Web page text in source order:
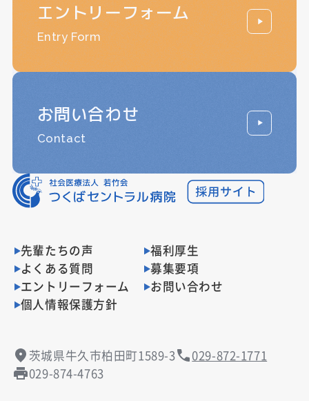
先輩たちの声
福利厚生
よくある質問
募集要項
エントリーフォーム
お問い合わせ
個人情報保護方針
茨城県牛久市柏田町1589-3
029-872-1771
029-874-4763
エントリーフォーム
Entry Form
お問い合わせ
Contact